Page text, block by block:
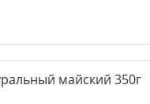
майский 350г